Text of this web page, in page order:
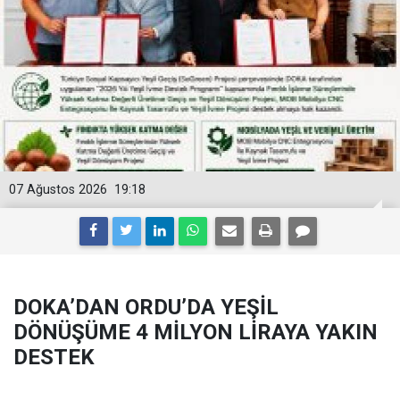
19:18
07 Ağustos 2026
DOKA’DAN ORDU’DA YEŞİL
DÖNÜŞÜME 4 MİLYON LİRAYA YAKIN
DESTEK